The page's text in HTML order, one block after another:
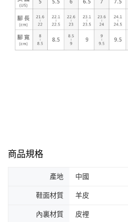
商品規格
產地 中國
鞋面材質 羊皮
內裏材質 皮裡